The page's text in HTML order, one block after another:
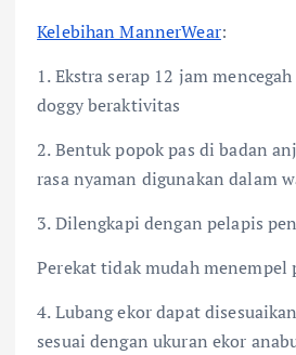
Kelebihan MannerWear:
1. Ekstra serap 12 jam
doggy beraktivitas
2. Bentuk popok pas di badan
rasa nyaman digunakan dalam
3. Dilengkapi dengan pelapis
Perekat tidak mudah
4. Lubang ekor dapat
sesuai dengan ukuran ekor